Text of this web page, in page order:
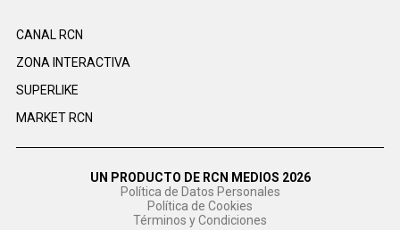
CANAL RCN
ZONA INTERACTIVA
SUPERLIKE
MARKET RCN
UN PRODUCTO DE RCN MEDIOS 2026
Política de Datos Personales
Política de Cookies
Términos y Condiciones